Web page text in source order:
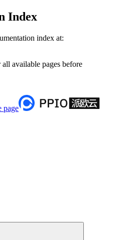
Index
index at:
available pages before
page